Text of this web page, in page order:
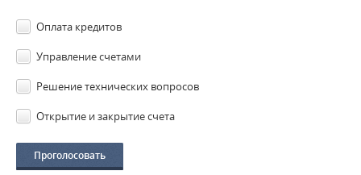
Оплата кредитов
Управление счетами
Решение технических вопросов
Открытие и закрытие счета